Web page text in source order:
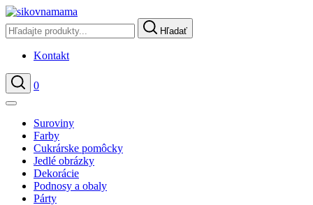
Hľadať
Kontakt
Hľadať
0
Suroviny
Farby
Cukrárske pomôcky
Jedlé obrázky
Dekorácie
Podnosy a obaly
Párty